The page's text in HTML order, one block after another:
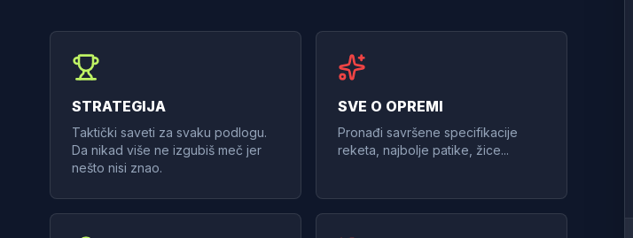
STRATEGIJA
Taktički saveti za svaku podlogu.
Da nikad više ne izgubiš meč jer
nešto nisi znao.
SVE O OPREMI
Pronađi savršene specifikacije
reketa, najbolje patike, žice...